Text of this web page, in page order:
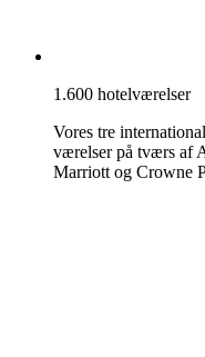
1.600 hotelværelser
Vores tre
værelser på tværs af
Marriott og Crowne